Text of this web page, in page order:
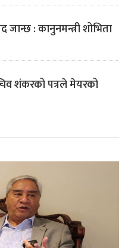
: कानुनमन्त्री शोभिता
शंकरको पत्रले मेयरको